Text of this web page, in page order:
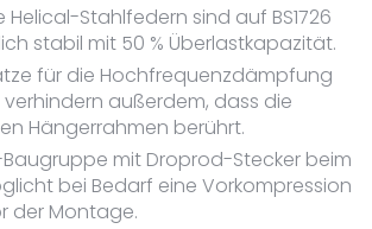
Stahlfedern sind auf BS1726
stabil mit 50 % Überlastkapazität.
für die Hochfrequenzdämpfung
verhindern außerdem, dass die
Hängerrahmen berührt.
mit Droprod-Stecker beim
bei Bedarf eine Vorkompression
der Montage.